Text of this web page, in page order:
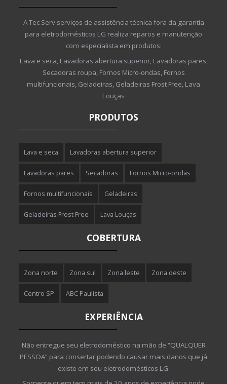
A Tec Serv serviços de assistência técnica fora da garantia
para eletrodomésticos LG realiza reparos e manutenção
com especialista em produtos:
Lava e seca, Lavadoras abertura superior, Lavadoras pares,
Secadoras roupa, Fornos Micro-ondas, Fornos
multifuncionais, Geladeiras, Geladeiras Frost Free, Lava
Louças
PRODUTOS
Lava e seca Lavadoras abertura superior
Lavadoras pares Secadoras Fornos Micro-ondas
Fornos multifuncionais Geladeiras
Geladeiras Frost Free Lava Louças
COBERTURA
Zona norte Zona sul Zona leste Zona oeste
Centro SP ABC Paulista
EXPERIÊNCIA
Não entregue seu eletrodoméstico na mão de “QUALQUER
PESSOA” para consertar podendo causar mais danos que já
existe em seu eletrodomésticos LG.